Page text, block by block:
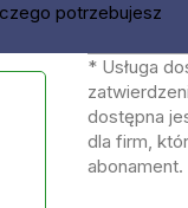
potrzebujesz
* Usługa
dostępna
dla firm,
abonament.